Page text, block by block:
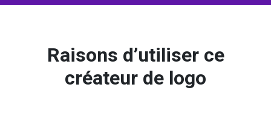
Raisons d’utiliser ce
créateur de logo